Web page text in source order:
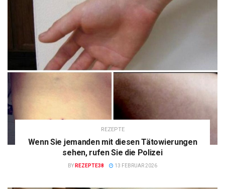
REZEPTE
Wenn Sie jemanden mit diesen Tätowierungen
sehen, rufen Sie die Polizei
BY REZEPTE38 13 FEBRUAR 2026